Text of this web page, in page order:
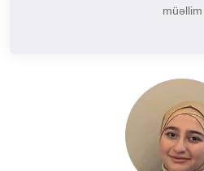
müəllim